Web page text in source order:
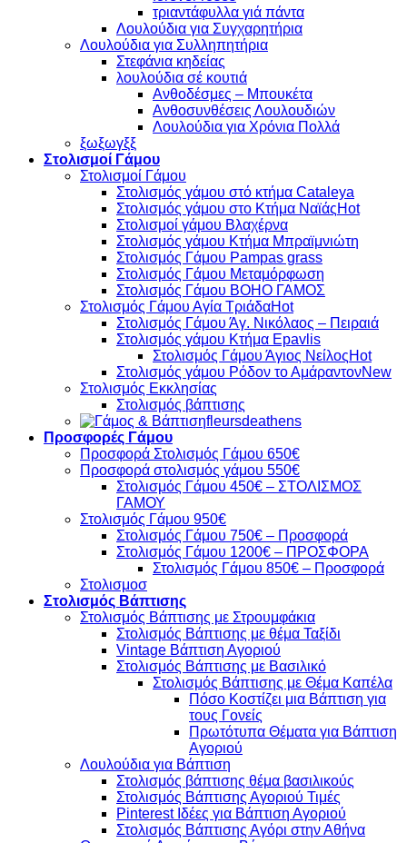
τριαντάφυλλα γιά πάντα
Λουλούδια για Συγχαρητήρια
Λουλούδια για Συλληπητήρια
Στεφάνια κηδείας
λουλούδια σέ κουτιά
Ανθοδέσμες – Μπουκέτα
Ανθοσυνθέσεις Λουλουδιών
Λουλούδια για Χρόνια Πολλά
ξωξωγξξ
Στολισμοί Γάμου
Στολισμοί Γάμου
Στολισμός γάμου στό κτήμα Cataleya
Στολισμός γάμου στο Κτήμα Ναϊάς
Στολισμοί γάμου Βλαχέρνα
Στολισμός γάμου Κτήμα Μπραϊμνιώτη
Στολισμός Γάμου Pampas grass
Στολισμός Γάμου Μεταμόρφωση
Στολισμός Γάμου BOHO ΓΑΜΟΣ
Στολισμός Γάμου Αγία Τριάδα
Στολισμός Γάμου Άγ. Νικόλαος – Πειραιά
Στολισμός γάμου Κτήμα Epavlis
Στολισμός Γάμου Άγιος Νείλος
Στολισμός γάμου Ρόδον το Αμάραντον
Στολισμός Εκκλησίας
Στολισμός βάπτισης
fleursdeathens
Προσφορές Γάμου
Προσφορά Στολισμός Γάμου 650€
Προσφορά στολισμός γάμου 550€
Στολισμός Γάμου 450€ – ΣΤΟΛΙΣΜΟΣ
ΓΑΜΟΥ
Στολισμός Γάμου 950€
Στολισμός Γάμου 750€ – Προσφορά
Στολισμός Γάμου 1200€ – ΠΡΟΣΦΟΡΑ
Στολισμός Γάμου 850€ – Προσφορά
Στολισμοσ
Στολισμός Βάπτισης
Στολισμός Βάπτισης με Στρουμφάκια
Στολισμός Βάπτισης με θέμα Ταξίδι
Vintage Βάπτιση Αγοριού
Στολισμός Βάπτισης με Βασιλικό
Στολισμός Βάπτισης με Θέμα Καπέλα
Πόσο Κοστίζει μια Βάπτιση για
τους Γονείς
Πρωτότυπα Θέματα για Βάπτιση
Αγοριού
Λουλούδια για Βάπτιση
Στολισμός βάπτισης θέμα βασιλικούς
Στολισμός Βάπτισης Αγοριού Τιμές
Pinterest Ιδέες για Βάπτιση Αγοριού
Στολισμός Βάπτισης Αγόρι στην Αθήνα